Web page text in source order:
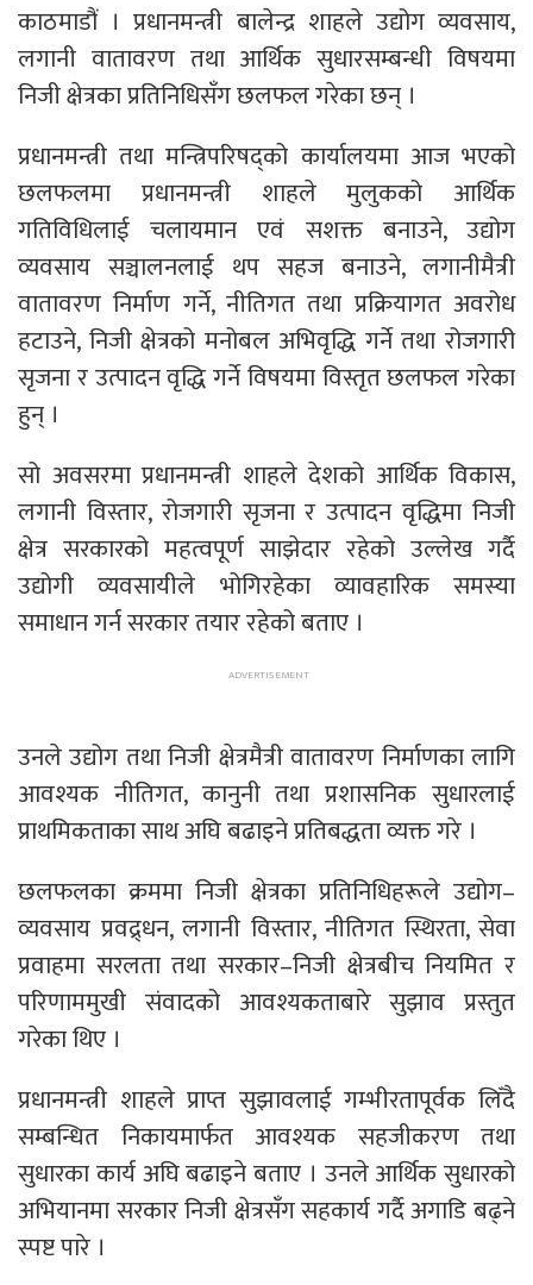
काठमाडौं । प्रधानमन्त्री बालेन्द्र शाहले उद्योग व्यवसाय,
लगानी वातावरण तथा आर्थिक सुधारसम्बन्धी विषयमा
निजी क्षेत्रका प्रतिनिधिसँग छलफल गरेका छन् ।
प्रधानमन्त्री तथा मन्त्रिपरिषद्को कार्यालयमा आज भएको
छलफलमा प्रधानमन्त्री शाहले मुलुकको आर्थिक
गतिविधिलाई चलायमान एवं सशक्त बनाउने, उद्योग
व्यवसाय सञ्चालनलाई थप सहज बनाउने, लगानीमैत्री
वातावरण निर्माण गर्ने, नीतिगत तथा प्रक्रियागत अवरोध
हटाउने, निजी क्षेत्रको मनोबल अभिवृद्धि गर्ने तथा रोजगारी
सृजना र उत्पादन वृद्धि गर्ने विषयमा विस्तृत छलफल गरेका
हुन् ।
सो अवसरमा प्रधानमन्त्री शाहले देशको आर्थिक विकास,
लगानी विस्तार, रोजगारी सृजना र उत्पादन वृद्धिमा निजी
क्षेत्र सरकारको महत्वपूर्ण साझेदार रहेको उल्लेख गर्दै
उद्योगी व्यवसायीले भोगिरहेका व्यावहारिक समस्या
समाधान गर्न सरकार तयार रहेको बताए ।
उनले उद्योग तथा निजी क्षेत्रमैत्री वातावरण निर्माणका लागि
आवश्यक नीतिगत, कानुनी तथा प्रशासनिक सुधारलाई
प्राथमिकताका साथ अघि बढाइने प्रतिबद्धता व्यक्त गरे ।
छलफलका क्रममा निजी क्षेत्रका प्रतिनिधिहरूले उद्योग–
व्यवसाय प्रवद्र्धन, लगानी विस्तार, नीतिगत स्थिरता, सेवा
प्रवाहमा सरलता तथा सरकार–निजी क्षेत्रबीच नियमित र
परिणाममुखी संवादको आवश्यकताबारे सुझाव प्रस्तुत
गरेका थिए ।
प्रधानमन्त्री शाहले प्राप्त सुझावलाई गम्भीरतापूर्वक लिँदै
सम्बन्धित निकायमार्फत आवश्यक सहजीकरण तथा
सुधारका कार्य अघि बढाइने बताए । उनले आर्थिक सुधारको
अभियानमा सरकार निजी क्षेत्रसँग सहकार्य गर्दै अगाडि बढ्ने
स्पष्ट पारे ।